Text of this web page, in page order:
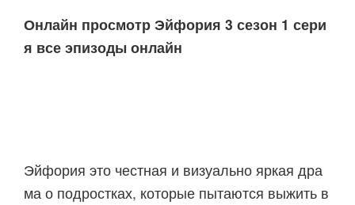
본문
Онлайн просмотр Эйфория 3 сезон 1 сери
я все эпизоды онлайн
Эйфория это честная и визуально яркая дра
ма о подростках, которые пытаются выжить в